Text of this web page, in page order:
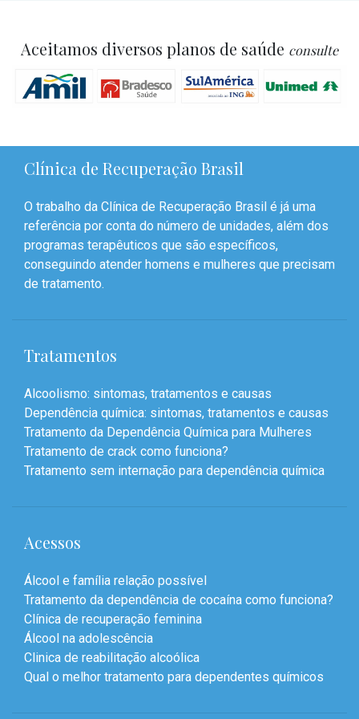
Aceitamos diversos planos de saúde consulte
Clínica de Recuperação Brasil
O trabalho da Clínica de Recuperação Brasil é já uma
referência por conta do número de unidades, além dos
programas terapêuticos que são específicos,
conseguindo atender homens e mulheres que precisam
de tratamento.
Tratamentos
Alcoolismo: sintomas, tratamentos e causas
Dependência química: sintomas, tratamentos e causas
Tratamento da Dependência Química para Mulheres
Tratamento de crack como funciona?
Tratamento sem internação para dependência química
Acessos
Álcool e família relação possível
Tratamento da dependência de cocaína como funciona?
Clínica de recuperação feminina
Álcool na adolescência
Clinica de reabilitação alcoólica
Qual o melhor tratamento para dependentes químicos